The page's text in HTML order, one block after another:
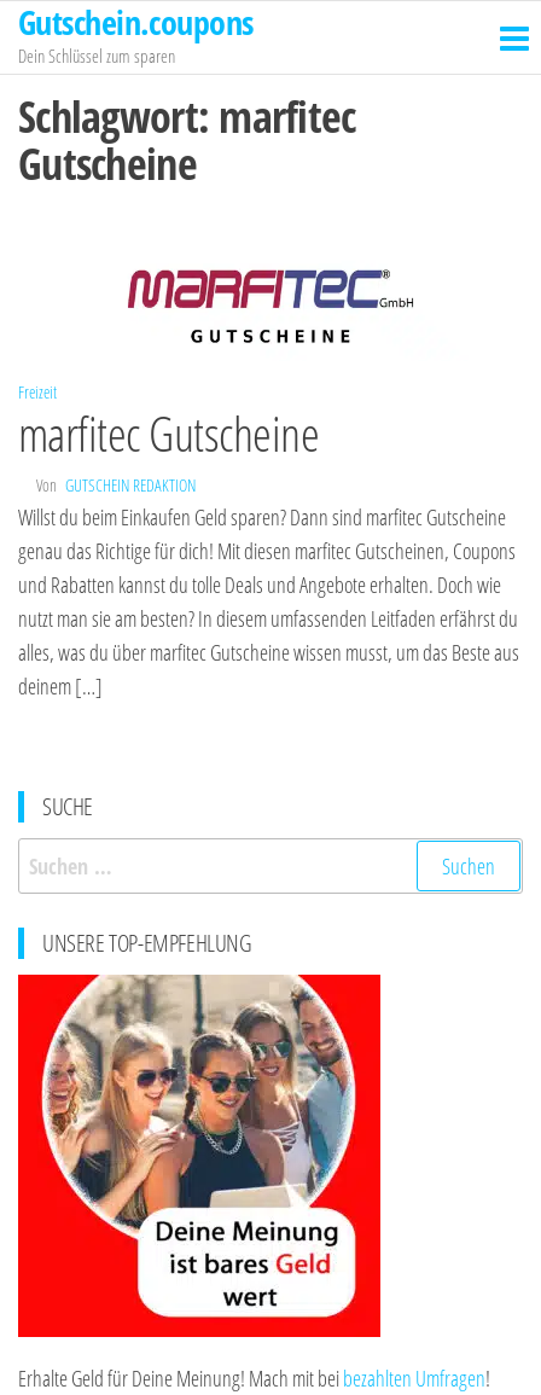
Zum
Inhalt
springen
Gutschein.coupons
Dein Schlüssel zum sparen
Schlagwort: marfitec
Gutscheine
Freizeit
marfitec Gutscheine
Von GUTSCHEIN REDAKTION
Willst du beim Einkaufen Geld sparen? Dann sind marfitec Gutscheine
genau das Richtige für dich! Mit diesen marfitec Gutscheinen, Coupons
und Rabatten kannst du tolle Deals und Angebote erhalten. Doch wie
nutzt man sie am besten? In diesem umfassenden Leitfaden erfährst du
alles, was du über marfitec Gutscheine wissen musst, um das Beste aus
deinem […]
SUCHE
Suchen
nach:
UNSERE TOP-EMPFEHLUNG
Erhalte Geld für Deine Meinung! Mach mit beibezahlten Umfragen!